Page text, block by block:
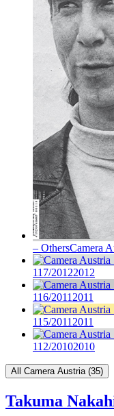
– OthersCamera
117/20122012
116/2011 2011
115/2011 2011
112/20102010
All Camera Austria (35)
Takuma